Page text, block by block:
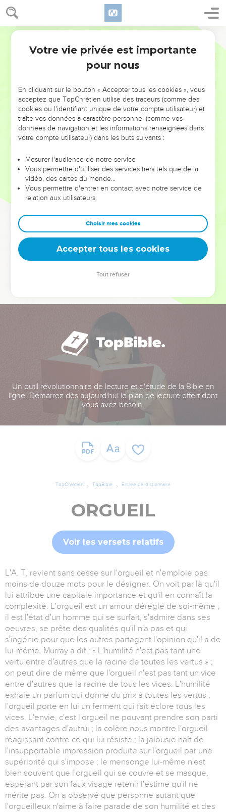
NE MANQUEZ PAS L’ÉVÉNEMENT
DE L’ANNÉE !
ET SI LEURS ERREURS POUVAIENT VOUS ÉVITER LES
VOTRES ?
leur foi ou leur vision. Mais on voit moins les doutes, les erreurs
et les saisons difficiles qu'ils ont traversés, alors même que ce
sont elles qui les ont façonnés.
Dans cette conférence, leaders, entrepreneurs, et responsables
clés pour avancer avec plus de sagesse afin que leurs erreurs
deviennent vos tremplins. Que vous guidiez un ministère, une
équipe, un groupe ou une famille, leur expérience est faite
Un outil révolutionnaire de lecture et d'étude de la Bible en
ligne. Démarrez dès aujourd'hui le plan de lecture offert dont
vous avez besoin.
TopChrétien TopBible Entrée de dictionnaire
ORGUEIL
Voir les versets relatifs
L'A. T, revient sans cesse sur l'orgueil et n'emploie pas
moins de douze mots pour le désigner. On voit par là qu'il
lui attribue une capitale importance et qu'il en connaît la
complexité. L'orgueil est un amour déréglé de soi-même ;
il est l'état d'un homme qui se surfait, s'admire dans ses
oeuvres, se prête des qualités qu'il n'a pas et qui
s'ingénie pour que les autres partagent l'opinion qu'il a de
lui-même. Murray a dit : « L'humilité n'est pas tant une
vertu entre d'autres que la racine de toutes les vertus » ;
on peut dire de même que l'orgueil n'est pas tant un vice
entre d'autres que la racine de tous les vices. L'humilité
exhale un parfum qui donne du prix à toutes les vertus ;
l'orgueil porte en lui un ferment qui fait éclore tous les
vices. L'envie, c'est l'orgueil ne pouvant prendre son parti
des avantages d'autrui ; la colère nous montre l'orgueil
réagissant contre ce qui lui résiste ; la jalousie naît de
l'insupportable impression produite sur l'orgueil par une
supériorité qui s'impose ; le mensonge lui-même n'est
bien souvent que l'orgueil qui se couvre et se masque,
espérant par son faux visage retenir l'estime qu'il ne
mérite pas. On a observé que personne autant que
l'orgueilleux n'aime à faire parade de son humilité et des
Votre vie privée est importante
pour nous
En cliquant sur le bouton « Accepter tous les cookies », vous
acceptez que TopChrétien utilise des traceurs (comme des
cookies ou l'identifiant unique de votre compte utilisateur) et
traite vos données à caractère personnel (comme vos
données de navigation et les informations renseignées dans
votre compte utilisateur) dans les buts suivants :
Mesurer l'audience de notre service
Vous permettre d'utiliser des services tiers tels que de la
vidéo, des cartes du monde…
Vous permettre d'entrer en contact avec notre service de
relation aux utilisateurs.
Choisir mes cookies
Accepter tous les cookies
Tout refuser